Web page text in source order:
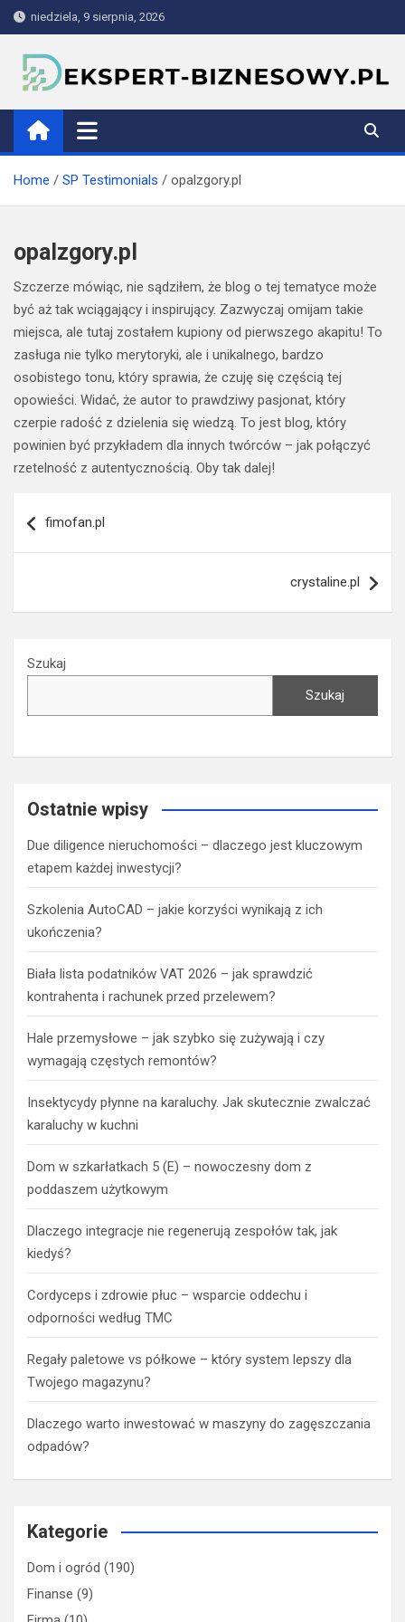
Skip
to
content
niedziela, 9 sierpnia, 2026
ekspert-biznesowy.pl
Home SP Testimonials opalzgory.pl
opalzgory.pl
Szczerze mówiąc, nie sądziłem, że blog o tej tematyce może
być aż tak wciągający i inspirujący. Zazwyczaj omijam takie
miejsca, ale tutaj zostałem kupiony od pierwszego akapitu! To
zasługa nie tylko merytoryki, ale i unikalnego, bardzo
osobistego tonu, który sprawia, że czuję się częścią tej
opowieści. Widać, że autor to prawdziwy pasjonat, który
czerpie radość z dzielenia się wiedzą. To jest blog, który
powinien być przykładem dla innych twórców – jak połączyć
rzetelność z autentycznością. Oby tak dalej!
wpisu
fimofan.pl
crystaline.pl
Szukaj
Szukaj
Ostatnie wpisy
Due diligence nieruchomości – dlaczego jest kluczowym
etapem każdej inwestycji?
Szkolenia AutoCAD – jakie korzyści wynikają z ich
ukończenia?
Biała lista podatników VAT 2026 – jak sprawdzić
kontrahenta i rachunek przed przelewem?
Hale przemysłowe – jak szybko się zużywają i czy
wymagają częstych remontów?
Insektycydy płynne na karaluchy. Jak skutecznie zwalczać
karaluchy w kuchni
Dom w szkarłatkach 5 (E) – nowoczesny dom z
poddaszem użytkowym
Dlaczego integracje nie regenerują zespołów tak, jak
kiedyś?
Cordyceps i zdrowie płuc – wsparcie oddechu i
odporności według TMC
Regały paletowe vs półkowe – który system lepszy dla
Twojego magazynu?
Dlaczego warto inwestować w maszyny do zagęszczania
odpadów?
Kategorie
Dom i ogród (190)
Finanse (9)